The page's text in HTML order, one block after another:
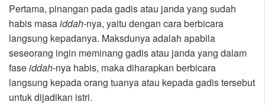
Pertama, pinangan pada gadis atau janda yang sudah
habis masaiddah-nya, yaitu dengan cara berbicara
langsung kepadanya. Maksdunya adalah apabila
seseorang ingin meminang gadis atau janda yang dalam
faseiddah-nya habis, maka diharapkan berbicara
langsung kepada orang tuanya atau kepada gadis tersebut
untuk dijadikan istri.